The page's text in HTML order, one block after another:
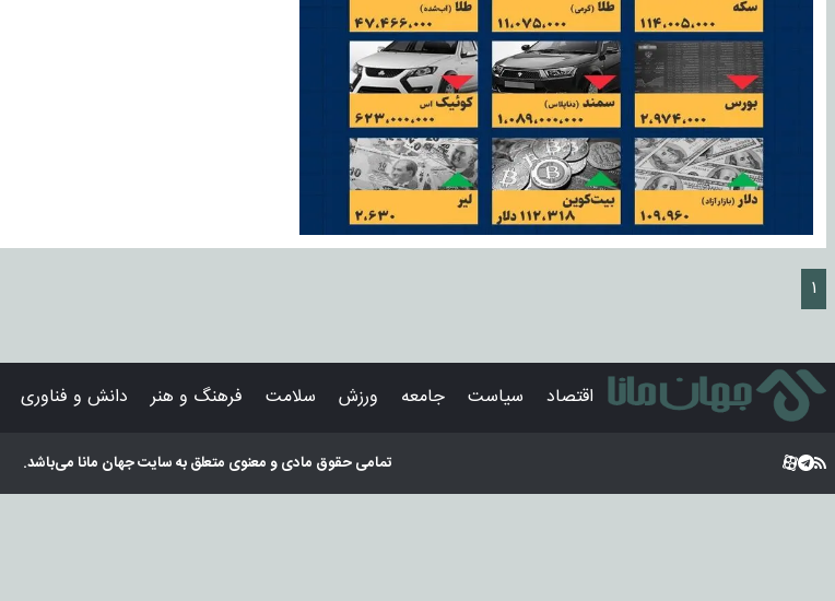
۱
اقتصاد سیاست جامعه ورزش سلامت فرهنگ و هنر دانش و فناوری
تمامی حقوق مادی و معنوی متعلق به سایتجهان مانامی‌باشد.